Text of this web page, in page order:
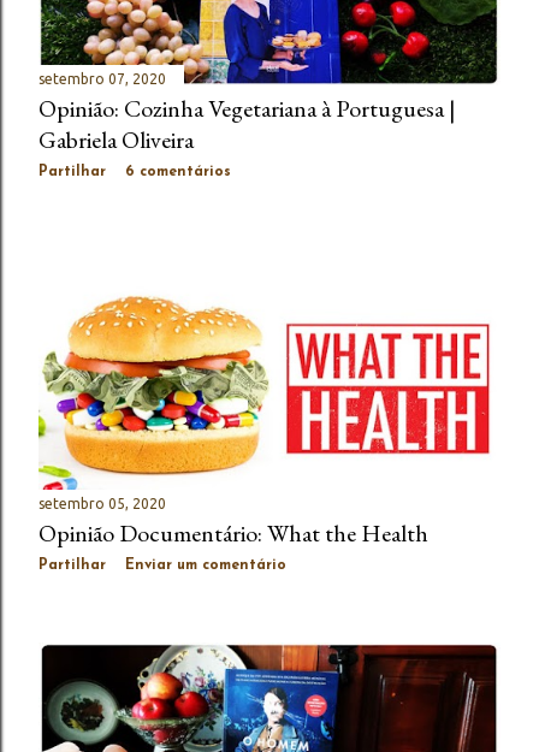
setembro 07, 2020
Opinião: Cozinha Vegetariana à Portuguesa |
Gabriela Oliveira
Partilhar 6 comentários
setembro 05, 2020
Opinião Documentário: What the Health
Partilhar Enviar um comentário